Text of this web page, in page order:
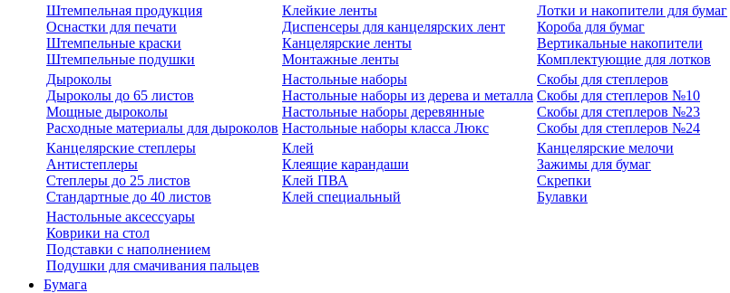
Штемпельная продукция
Оснастки для печати
Штемпельные краски
Штемпельные подушки
Клейкие ленты
Диспенсеры для канцелярских лент
Канцелярские ленты
Монтажные ленты
Лотки и накопители для бумаг
Короба для бумаг
Вертикальные накопители
Комплектующие для лотков
Дыроколы
Дыроколы до 65 листов
Мощные дыроколы
Расходные материалы для дыроколов
Настольные наборы
Настольные наборы из дерева и металла
Настольные наборы деревянные
Настольные наборы класса Люкс
Скобы для степлеров
Скобы для степлеров №10
Скобы для степлеров №23
Скобы для степлеров №24
Канцелярские степлеры
Антистеплеры
Степлеры до 25 листов
Стандартные до 40 листов
Клей
Клеящие карандаши
Клей ПВА
Клей специальный
Канцелярские мелочи
Зажимы для бумаг
Скрепки
Булавки
Настольные аксессуары
Коврики на стол
Подставки с наполнением
Подушки для смачивания пальцев
Бумага